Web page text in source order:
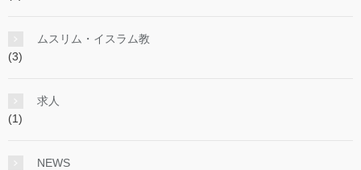
ムスリム・イスラム教
(3)
求人
(1)
NEWS